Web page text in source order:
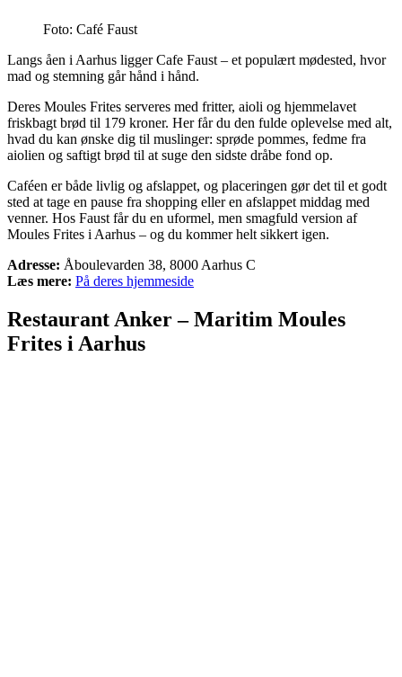
Foto: Café Faust
Langs åen i Aarhus ligger Cafe Faust – et populært mødested, hvor
mad og stemning går hånd i hånd.
Deres Moules Frites serveres med fritter, aioli og hjemmelavet
friskbagt brød til 179 kroner. Her får du den fulde oplevelse med alt,
hvad du kan ønske dig til muslinger: sprøde pommes, fedme fra
aiolien og saftigt brød til at suge den sidste dråbe fond op.
Caféen er både livlig og afslappet, og placeringen gør det til et godt
sted at tage en pause fra shopping eller en afslappet middag med
venner. Hos Faust får du en uformel, men smagfuld version af
Moules Frites i Aarhus – og du kommer helt sikkert igen.
Adresse: Åboulevarden 38, 8000 Aarhus C
Læs mere: På deres hjemmeside
Restaurant Anker – Maritim Moules
Frites i Aarhus